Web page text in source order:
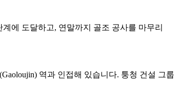
에 도달하고, 연말까지 골조 공사를 마무리
역과 인접해 있습니다. 퉁청 건설 그룹